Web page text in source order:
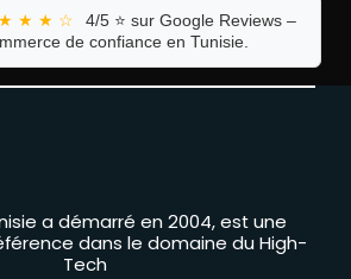
★ ★ ☆
4/5 ⭐ sur Google Reviews –
de confiance en Tunisie.
a démarré en 2004, est une
dans le domaine du High-
Tech